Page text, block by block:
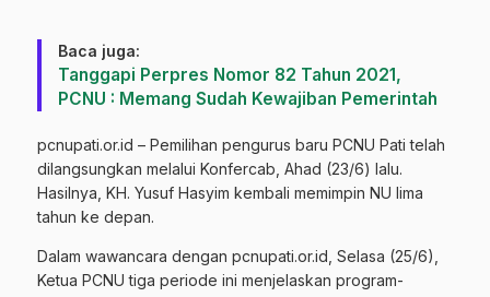
Baca juga:
Tanggapi Perpres Nomor 82 Tahun 2021,
PCNU : Memang Sudah Kewajiban Pemerintah
pcnupati.or.id – Pemilihan pengurus baru PCNU Pati telah
dilangsungkan melalui Konfercab, Ahad (23/6) lalu.
Hasilnya, KH. Yusuf Hasyim kembali memimpin NU lima
tahun ke depan.
Dalam wawancara dengan pcnupati.or.id, Selasa (25/6),
Ketua PCNU tiga periode ini menjelaskan program-